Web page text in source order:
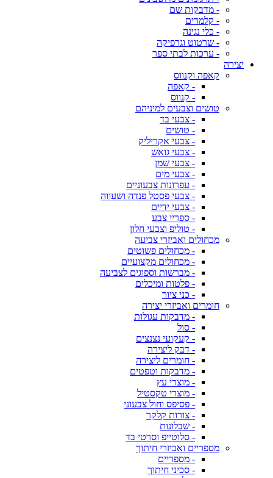
- מדבקות שם
- קלמרים
- כלי נגינה
- שרטוט וגרפיקה
- ערכות לבתי ספר
יצירה
קאפה וקנווס
- קאפה
- קנווס
טושים וצבעים למיניהם
- צבעי בד
- טושים
- צבעי אקריליק
- צבעי גואש
- צבעי שמן
- צבעי מים
- עפרונות צבעוניים
- צבעי פסטל פנדה ושעווה
- צבעי ידיים
- ספריי צבע
- טוליפ וצבעי חלון
מכחולים ואביזרי צביעה
- מכחולים פשוטים
- מכחולים מקצועיים
- מברשות וספוגים לצביעה
- פלטות ומיכלים
- כני ציור
חומרים ואביזרי יצירה
- מדבקות עגולות
- סול
- קעקועי נצנצים
- דבק ליצירה
- חומרים ליצירה
- מדבקות וטפטים
- מוצרי עץ
- מוצרי טקסטיל
- פסיפס וחול צבעוני
- צורות קלקר
- שבלונות
- סלוטייפ וסרטי בד
מספריים ואביזרי חיתוך
- מספריים
- סכיני חיתוך